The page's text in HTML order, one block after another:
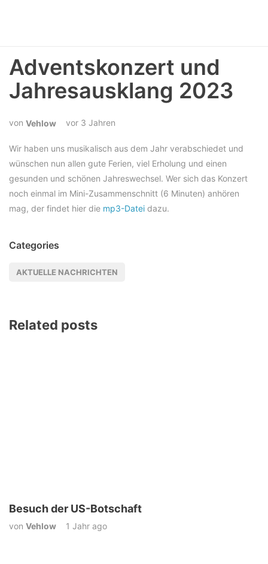
Adventskonzert und
Jahresausklang 2023
Vehlow vor 3 Jahren
Wir haben uns musikalisch aus dem Jahr verabschiedet und
wünschen nun allen gute Ferien, viel Erholung und einen
gesunden und schönen Jahreswechsel. Wer sich das Konzert
noch einmal im Mini-Zusammenschnitt (6 Minuten) anhören
mag, der findet hier die mp3-Datei dazu.
Categories
AKTUELLE NACHRICHTEN
Related posts
Besuch der US-Botschaft
von Vehlow 1 Jahr ago